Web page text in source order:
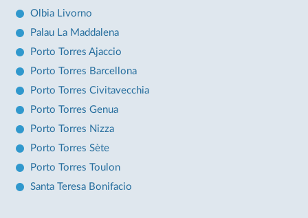
Olbia Livorno
Palau La Maddalena
Porto Torres Ajaccio
Porto Torres Barcellona
Porto Torres Civitavecchia
Porto Torres Genua
Porto Torres Nizza
Porto Torres Sète
Porto Torres Toulon
Santa Teresa Bonifacio